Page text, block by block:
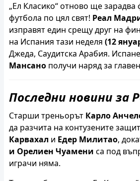
„Ел Класико“ отново ще зарадва
футбола по цял свят! Реал
изправят един срещу друг на
на Испания тази неделя (12
Джеда, Саудитска Арабия.
Мансано получи наряд за
Последни новини за
Старши треньорът Карло
да разчита на контузените
Карвахал и Едер Милитао,
и Орелиен Чуамени са под
играчи няма.